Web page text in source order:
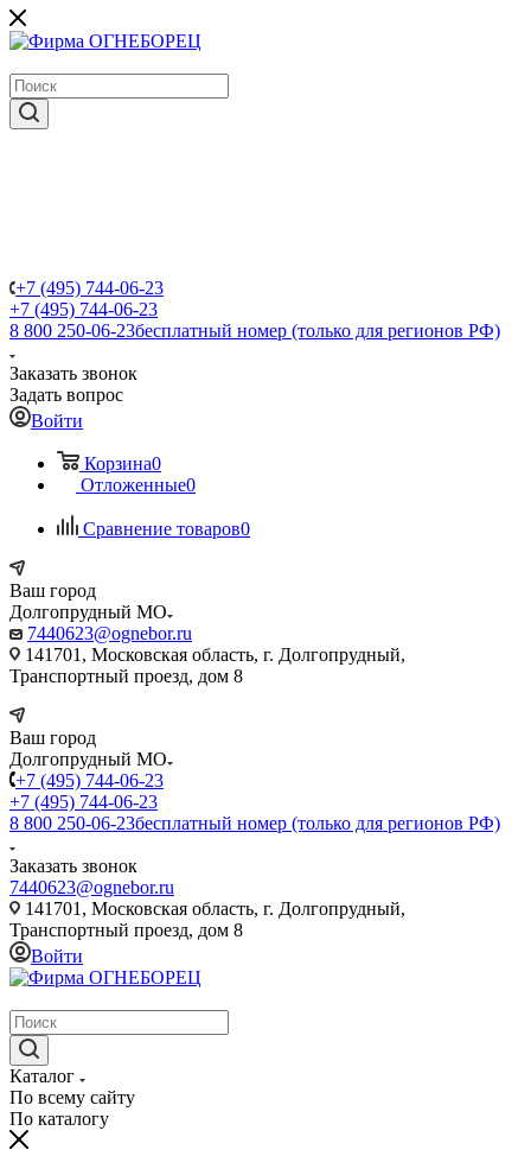
+7 (495) 744-06-23
+7 (495) 744-06-23
8 800 250-06-23бесплатный номер (только для регионов РФ)
Заказать звонок
Задать вопрос
Войти
Корзина0
Отложенные0
Сравнение товаров0
Ваш город
Долгопрудный МО
7440623@ognebor.ru
141701, Московская область, г. Долгопрудный,
Транспортный проезд, дом 8
Ваш город
Долгопрудный МО
+7 (495) 744-06-23
+7 (495) 744-06-23
8 800 250-06-23бесплатный номер (только для регионов РФ)
Заказать звонок
7440623@ognebor.ru
141701, Московская область, г. Долгопрудный,
Транспортный проезд, дом 8
Войти
Каталог
По всему сайту
По каталогу